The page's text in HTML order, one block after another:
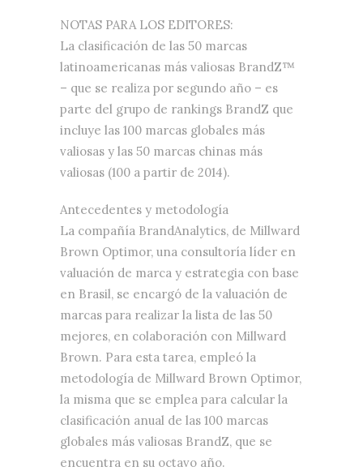
NOTAS PARA LOS EDITORES:
La clasificación de las 50 marcas
latinoamericanas más valiosas BrandZ™
– que se realiza por segundo año – es
parte del grupo de rankings BrandZ que
incluye las 100 marcas globales más
valiosas y las 50 marcas chinas más
valiosas (100 a partir de 2014).
Antecedentes y metodología
La compañía BrandAnalytics, de Millward
Brown Optimor, una consultoría líder en
valuación de marca y estrategia con base
en Brasil, se encargó de la valuación de
marcas para realizar la lista de las 50
mejores, en colaboración con Millward
Brown. Para esta tarea, empleó la
metodología de Millward Brown Optimor,
la misma que se emplea para calcular la
clasificación anual de las 100 marcas
globales más valiosas BrandZ, que se
encuentra en su octavo año.